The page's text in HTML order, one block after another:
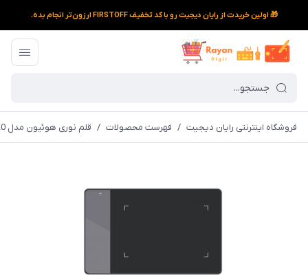
🎁 اولین خریدت از رایان دیجیت رو با کد تخفیف FIRSTOFF ارزون‌تر انجام بده.
فروشگاه اینترنتی رایان دیجیت / فهرست محصولات / قلم نوری هوئیون مدل Inspiroy 420